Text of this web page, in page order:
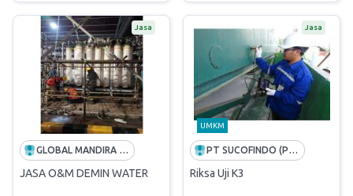
Jasa
GLOBAL MANDIRA SEMESTA
JASA O&M DEMIN WATER
Jasa
UMKM
PT SUCOFINDO (PERSERO)
Riksa Uji K3